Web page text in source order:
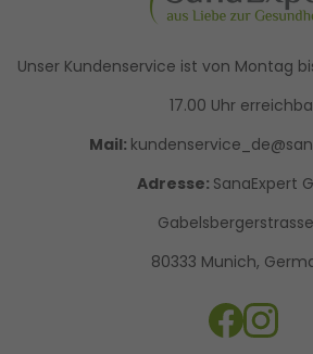
Unser Kundenservice ist von Montag
17.00 Uhr
Mail:
Adresse: SanaExpert
80333 Munich,